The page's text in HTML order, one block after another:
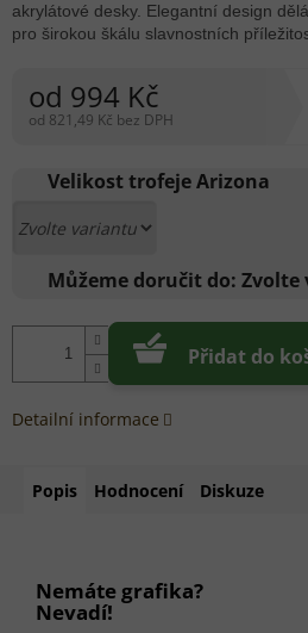
od 994 Kč
od 821,49 Kč bez DPH
cena:
Velikost trofeje Arizona
Můžeme doručit do: Zvolte
Přidat do
akrylátové desky. Elegantní design
pro širokou škálu slavnostních
Detailní informace
Popis Hodnocení Diskuze
Nemáte grafika?
Nevadí!